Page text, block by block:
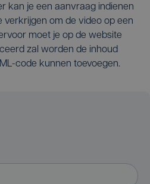
kan je een aanvraag indienen
verkrijgen om de video op een
moet je op de website
zal worden de inhoud
code kunnen toevoegen.